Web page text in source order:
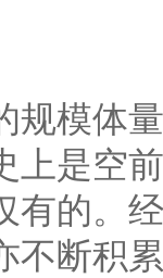
模体量
上是空
有的。
不断积